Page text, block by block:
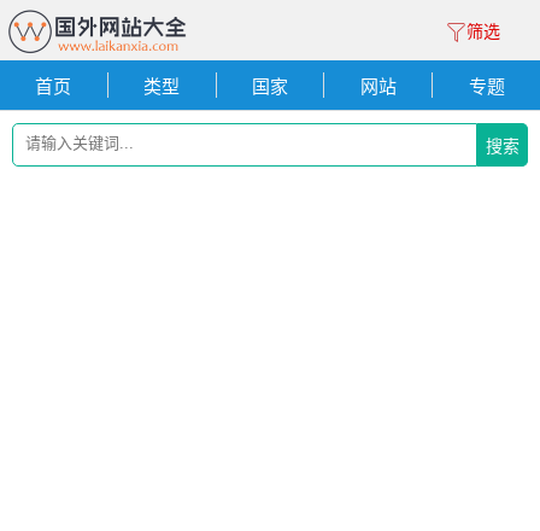
筛选
首页 类型 国家 网站 专题
搜索